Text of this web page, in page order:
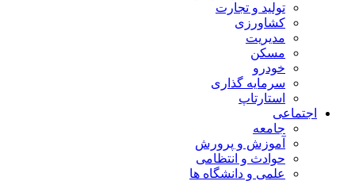
تولید و تجارت
کشاورزی
مدیریت
مسکن
خودرو
سرمایه گذاری
استارتاپ
اجتماعی
جامعه
آموزش و پرورش
حوادث و انتظامی
علمی و دانشگاه ها